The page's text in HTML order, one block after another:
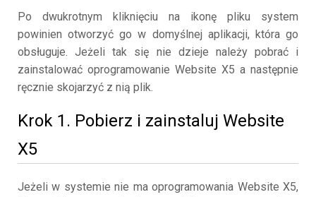
Po dwukrotnym kliknięciu na ikonę pliku system
powinien otworzyć go w domyślnej aplikacji, która go
obsługuje. Jeżeli tak się nie dzieje należy pobrać i
zainstalować oprogramowanie Website X5 a następnie
ręcznie skojarzyć z nią plik.
Krok 1. Pobierz i zainstaluj Website
X5
Jeżeli w systemie nie ma oprogramowania Website X5,